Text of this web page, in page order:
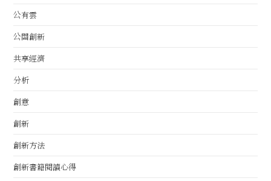
公有雲
公關創新
共享經濟
分析
創意
創新
創新方法
創新書籍閱讀心得